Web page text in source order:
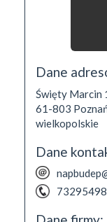
Dane
Święty Marcin
61-803
wielkopolskie
Dane